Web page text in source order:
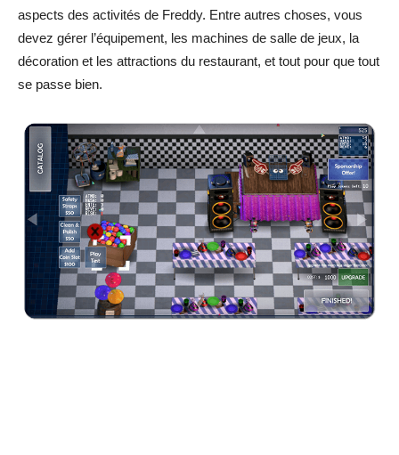
aspects des activités de Freddy. Entre autres choses, vous
devez gérer l’équipement, les machines de salle de jeux, la
décoration et les attractions du restaurant, et tout pour que tout
se passe bien.